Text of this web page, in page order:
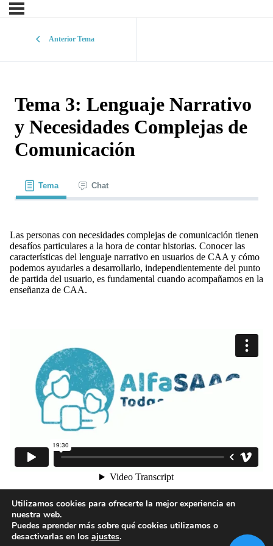
Anterior Tema
Tema 3: Lenguaje Narrativo
y Necesidades Complejas de
Comunicación
Tema Chat
Las personas con necesidades complejas de comunicación tienen
desafíos particulares a la hora de contar historias. Conocer las
características del lenguaje narrativo en usuarios de CAA y cómo
podemos ayudarles a desarrollarlo, independientemente del punto
de partida del usuario, es fundamental cuando acompañamos en la
enseñanza de CAA.
1 2 3 4
Utilizamos cookies para ofrecerte la mejor experiencia en
nuestra web.
Puedes aprender más sobre qué cookies utilizamos o
desactivarlas en los ajustes.